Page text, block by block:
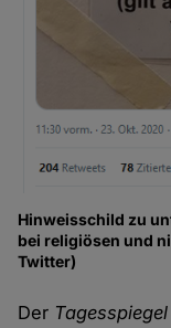
Hinweisschild zu
bei religiösen und
Twitter)
Der Tagesspiegel